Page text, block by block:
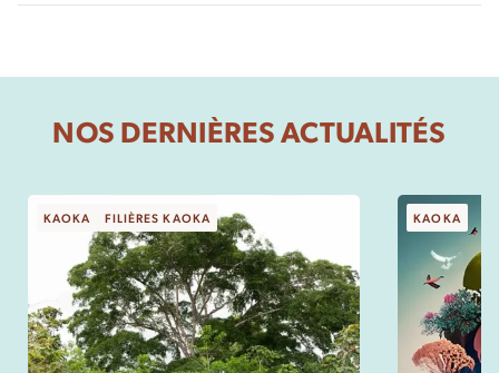
NOS DERNIÈRES ACTUALITÉS
KAOKA FILIÈRES KAOKA KAOKA